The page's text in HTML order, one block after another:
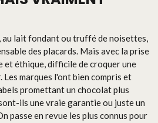
au lait fondant ou truffé de noisettes,
des placards. Mais avec la prise
et éthique, difficile de croquer une
marques l'ont bien compris et
promettant un chocolat plus
ils une vraie garantie ou juste un
passe en revue les plus connus pour